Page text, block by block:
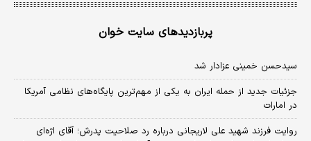
پربازدیدهای سایت خوان
سیدحسن خمینی عزادار شد
جزئیات جدید از حمله ایران به یکی از مهم‌ترین پایگاه‌های نظامی آمریکا
در امارات
روایت فرزند شهید علی لاریجانی درباره رد صلاحیت پدرش؛ آقای اژه‌ای